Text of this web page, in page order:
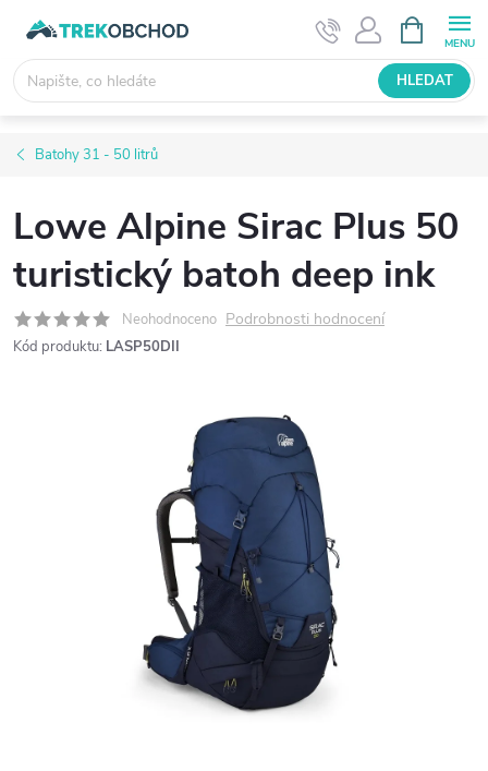
obsah
NÁKUPNÍ
KOŠÍK
HLEDAT
Batohy 31 - 50 litrů
Lowe Alpine Sirac Plus 50
turistický batoh deep ink
Neohodnoceno Podrobnosti hodnocení
Kód produktu: LASP50DII